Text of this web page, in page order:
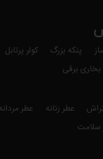
پنکه بزرگ کولر پرتابل
بخاری برقی
عطر زنانه
عطر مردانه
سلامت